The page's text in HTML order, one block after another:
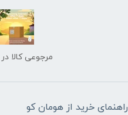
مرجوعی کالا در 7 روز
راهنمای خرید از هومان کو